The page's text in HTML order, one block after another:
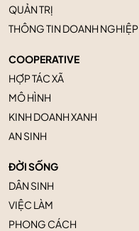
QUẢN TRỊ
THÔNG TIN DOANH NGHIỆP
COOPERATIVE
HỢP TÁC XÃ
MÔ HÌNH
KINH DOANH XANH
AN SINH
ĐỜI SỐNG
DÂN SINH
VIỆC LÀM
PHONG CÁCH